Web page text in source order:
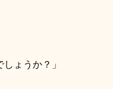
ょうか？」